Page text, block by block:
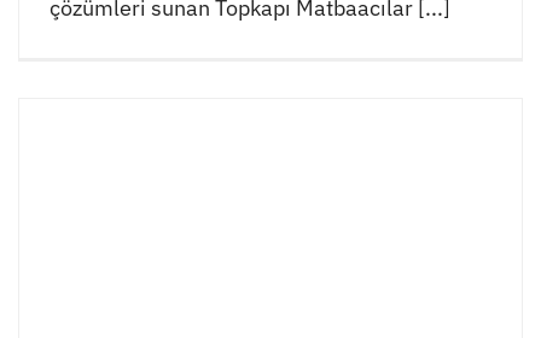
çözümleri sunan Topkapı Matbaacılar [...]